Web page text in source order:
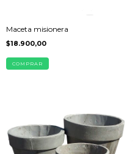
Maceta misionera
$18.900,00
COMPRAR